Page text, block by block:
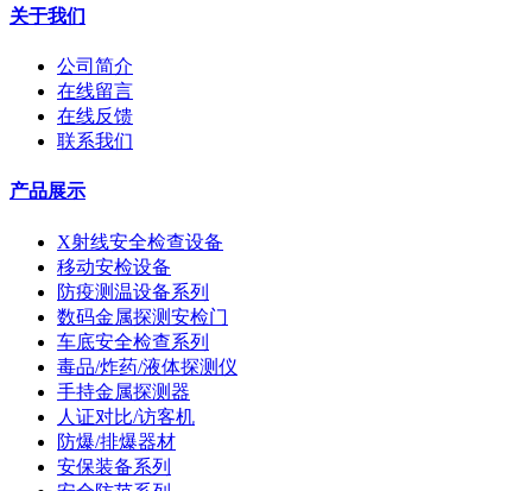
关于我们
公司简介
在线留言
在线反馈
联系我们
产品展示
X射线安全检查设备
移动安检设备
防疫测温设备系列
数码金属探测安检门
车底安全检查系列
毒品/炸药/液体探测仪
手持金属探测器
人证对比/访客机
防爆/排爆器材
安保装备系列